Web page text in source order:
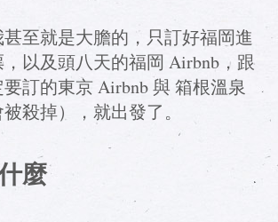
至就是大膽的，只訂好福岡進
以及頭八天的福岡 Airbnb，跟
訂的東京 Airbnb 與 箱根溫泉
殺掉），就出發了。
麼